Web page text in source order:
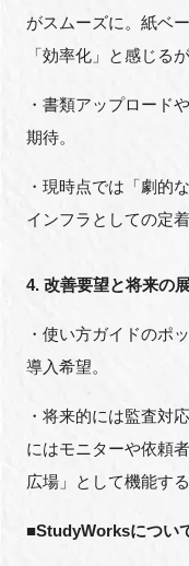
がスムーズに。紙ベ
「効率化」と感じる
・書類アップロード
期待。
・現時点では「劇的
インフラとしての定
4. 改善要望と将来の
・使い方ガイドのポ
導入希望。
・将来的には監査対
にはモニターや依頼
広場」として機能す
■StudyWorksについ